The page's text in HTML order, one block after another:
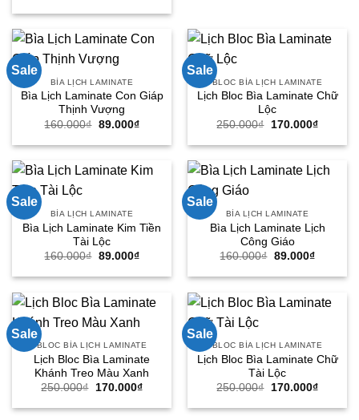
là:
tại
89.000₫.
Sale
BÌA LỊCH LAMINATE
Bìa Lịch Laminate Con Giáp
Thịnh Vượng
160.000₫ Giá
là:
89.000₫Giá
tại
89.000₫.
Sale
BLOC BÌA LỊCH LAMINATE
Lịch Bloc Bìa Laminate Chữ
Lộc
250.000₫
Giá
là:
170.000₫Giá
tại
Sale
BÌA LỊCH LAMINATE
Bìa Lịch Laminate Kim Tiền
Tài Lộc
160.000₫ Giá
là:
89.000₫Giá
tại
89.000₫.
Sale
BÌA LỊCH LAMINATE
Bìa Lịch Laminate Lịch
Công Giáo
160.000₫ Giá
là:
89.000₫Giá
tại
89.000₫.
Sale
BLOC BÌA LỊCH LAMINATE
Lịch Bloc Bìa Laminate
Khánh Treo Màu Xanh
250.000₫
Giá
là:
170.000₫Giá
tại
Sale
BLOC BÌA LỊCH LAMINATE
Lịch Bloc Bìa Laminate Chữ
Tài Lộc
250.000₫
Giá
là:
170.000₫Giá
tại